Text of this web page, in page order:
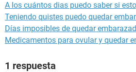
A los cuántos dias puedo saber si
Teniendo quistes puedo quedar
Días imposibles de quedar
Medicamentos para ovular y quedar
1 respuesta